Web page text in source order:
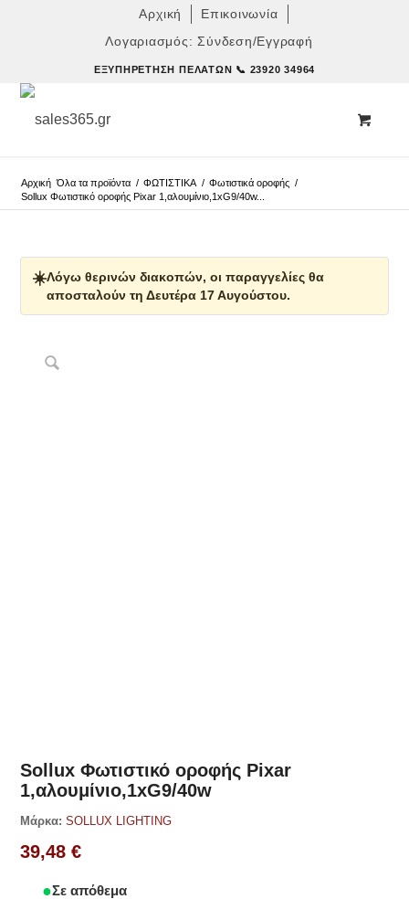
Αρχική
Επικοινωνία
Λογαριασμός: Σύνδεση/Εγγραφή
ΕΞΥΠΗΡΈΤΗΣΗ ΠΕΛΑΤΏΝ 📞 23920 34964
Αρχική Όλα τα προϊόντα / ΦΩΤΙΣΤΙΚΑ / Φωτιστικά οροφής /
Sollux Φωτιστικό οροφής Pixar 1,αλουμίνιο,1xG9/40w...
☀️Λόγω θερινών διακοπών, οι παραγγελίες θα
αποσταλούν τη Δευτέρα 17 Αυγούστου.
Sollux Φωτιστικό οροφής Pixar
1,αλουμίνιο,1xG9/40w
Μάρκα: SOLLUX LIGHTING
39,48€
Σε απόθεμα